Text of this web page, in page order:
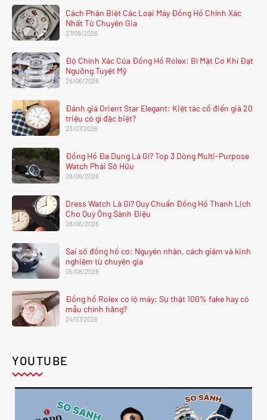
Cách Phân Biệt Các Loại Máy Đồng Hồ Chính Xác
Nhất Từ Chuyên Gia
27/06/2026
Độ Chính Xác Của Đồng Hồ Rolex: Bí Mật Cơ Khí Đạt
Ngưỡng Tuyệt Mỹ
26/06/2026
Đánh giá Orient Star Elegant: Kiệt tác cổ điển giá 20
triệu có gì đặc biệt?
23/07/2026
Đồng Hồ Đa Dụng Là Gì? Top 3 Dòng Multi-Purpose
Watch Phải Sở Hữu
28/06/2026
Dress Watch Là Gì? Quy Chuẩn Đồng Hồ Thanh Lịch
Cho Quý Ông Sành Điệu
28/06/2026
Sai số đồng hồ cơ: Nguyên nhân, cách giảm và kinh
nghiệm từ chuyên gia
05/08/2026
Đồng hồ Rolex cơ lộ máy: Sự thật 100% fake hay có
mẫu chính hãng?
24/07/2026
YOUTUBE